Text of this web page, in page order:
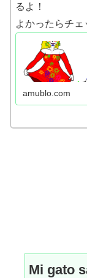
るよ！
よかったらチェ
amublo.com
Mi gato